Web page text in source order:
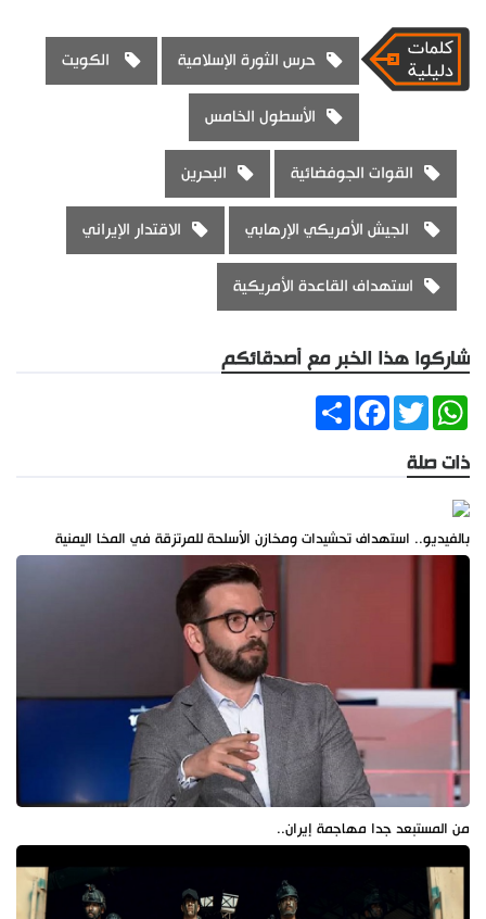
حرس الثورة الإسلامية الكويت
الأسطول الخامس
القوات الجوفضائية البحرين
الجيش الأمريكي الإرهابي الاقتدار الإيراني
استهداف القاعدة الأمريكية
شاركوا هذا الخبر مع أصدقائكم
ShareFacebookTwitter
WhatsApp
ذات صلة
بالفيديو.. استهداف تحشيدات ومخازن الأسلحة للمرتزقة في المخا اليمنية
من المستبعد جدا مهاجمة إيران..